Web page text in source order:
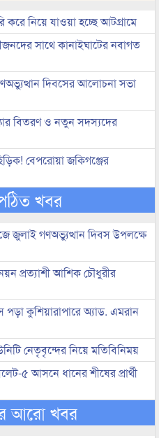
নিয়ে যাওয়া হচ্ছে আটগ্রামে
সাথে কানাইঘাটের নবাগত
দিবসের আলোচনা সভা
বিতরণ ও নতুন সদস্যদের
বেপরোয়া জকিগঞ্জের
খবর
জুলাই গণঅভ্যুত্থান দিবস উপলক্ষে
প্রত্যাশী আশিক চৌধুরীর
পড়া কুশিয়ারাপারে অ্যাড. এমরান
নেতৃবৃন্দের নিয়ে মতিবিনিময়
৫ আসনে ধানের শীষের প্রার্থী
আরো খবর